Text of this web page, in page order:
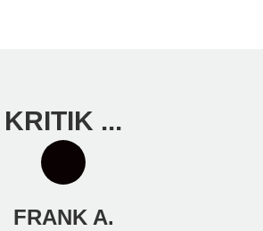
KRITIK ...
FRANK A.